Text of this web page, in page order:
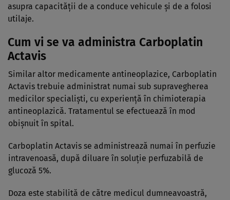
asupra capacităţii de a conduce vehicule şi de a folosi
utilaje.
Cum vi se va administra Carboplatin
Actavis
Similar altor medicamente antineoplazice, Carboplatin
Actavis trebuie administrat numai sub supravegherea
medicilor specialişti, cu experienţă în chimioterapia
antineoplazică. Tratamentul se efectuează în mod
obişnuit în spital.
Carboplatin Actavis se administrează numai în perfuzie
intravenoasă, după diluare în soluţie perfuzabilă de
glucoză 5%.
Doza este stabilită de către medicul dumneavoastră,